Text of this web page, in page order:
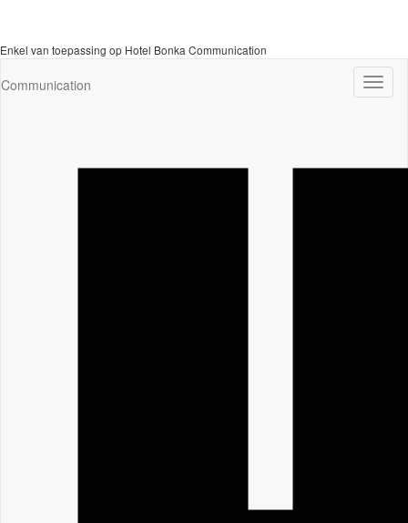
Enkel van toepassing op Hotel Bonka Communication
Communication